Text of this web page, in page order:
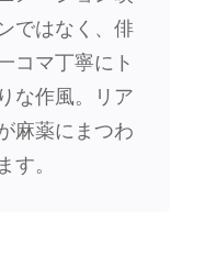
ではなく、俳
コマ丁寧にト
な作風。リア
麻薬にまつわ
す。